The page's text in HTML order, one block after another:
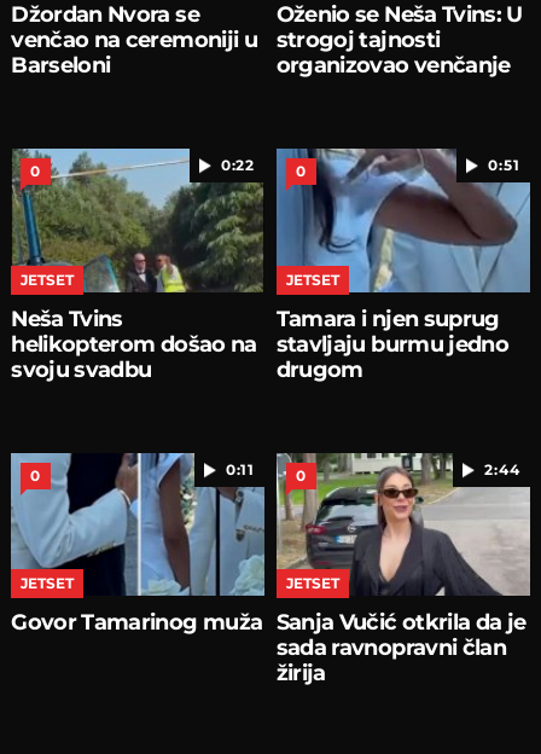
Džordan Nvora se
venčao na ceremoniji u
Barseloni
Oženio se Neša Tvins: U
strogoj tajnosti
organizovao venčanje
0:22
0
JETSET
Neša Tvins
helikopterom došao na
svoju svadbu
0:51
0
JETSET
Tamara i njen suprug
stavljaju burmu jedno
drugom
0:11
0
JETSET
Govor Tamarinog muža
2:44
0
JETSET
Sanja Vučić otkrila da je
sada ravnopravni član
žirija